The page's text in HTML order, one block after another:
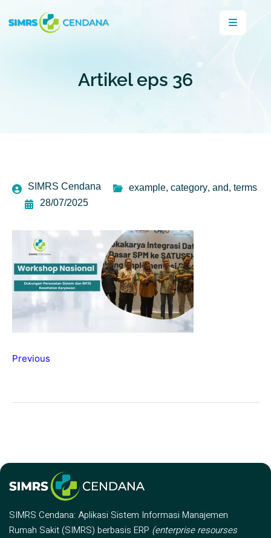
Artikel eps 36
SIMRS Cendana example, category, and, terms
28/07/2025
Previous
SIMRS Cendana: Aplikasi Sistem Informasi Manajemen
Rumah Sakit (SIMRS) berbasis ERP (enterprise resourses